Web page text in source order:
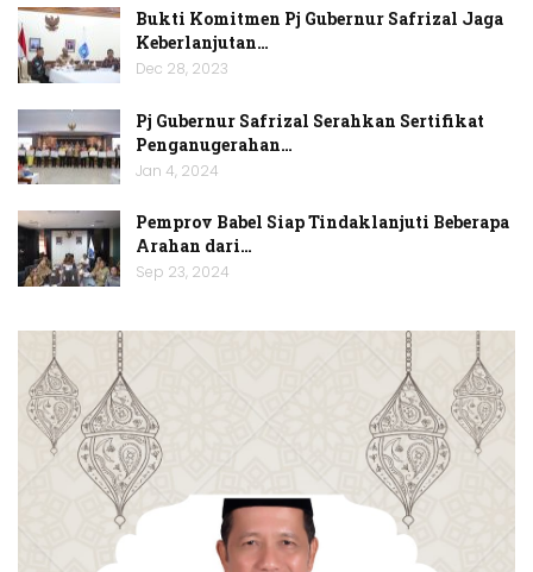
Bukti Komitmen Pj Gubernur Safrizal Jaga
Keberlanjutan…
Dec 28, 2023
Pj Gubernur Safrizal Serahkan Sertifikat
Penganugerahan…
Jan 4, 2024
Pemprov Babel Siap Tindaklanjuti Beberapa
Arahan dari…
Sep 23, 2024